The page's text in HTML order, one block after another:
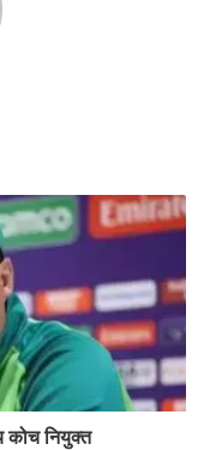
कोच नियुक्त